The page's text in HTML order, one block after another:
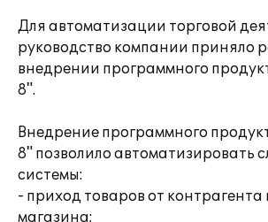
Для автоматизации торговой
руководство компании приняло
внедрении программного
8".
Внедрение программного
8" позволило автоматизировать
системы:
- приход товаров от контрагента
магазина;